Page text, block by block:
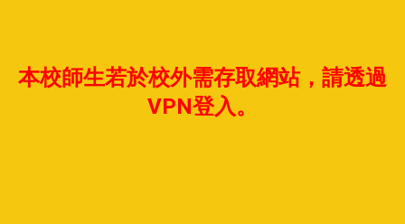
本校師生若於校外需存取網站，請透過
VPN登入。